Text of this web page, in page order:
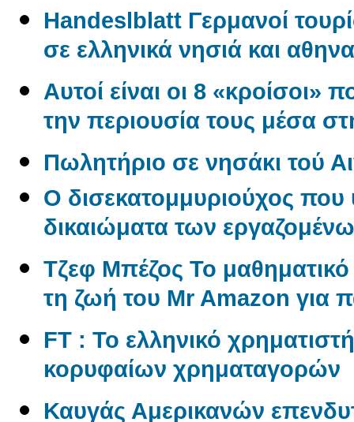
Handeslblatt Γερμανοί
σε ελληνικά νησιά και
Αυτοί είναι οι 8 «κροίσοι»
την περιουσία τους μέσα
Πωλητήριο σε νησάκι τού
O δισεκατομμυριούχος που
δικαιώματα των
Tζεφ Μπέζος Το
τη ζωή του Mr Amazon για
FT : Το ελληνικό
κορυφαίων χρηματαγορών
Καυγάς Αμερικανών